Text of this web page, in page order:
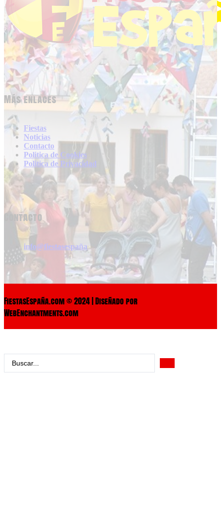
Más enlaces
Fiestas
Noticias
Contacto
Politica de Cookies
Politica de Privacidad
Contacto
info@fiestasespaña
FiestasEspaña.com © 2024 | Diseñado por
WebEnchantments.com